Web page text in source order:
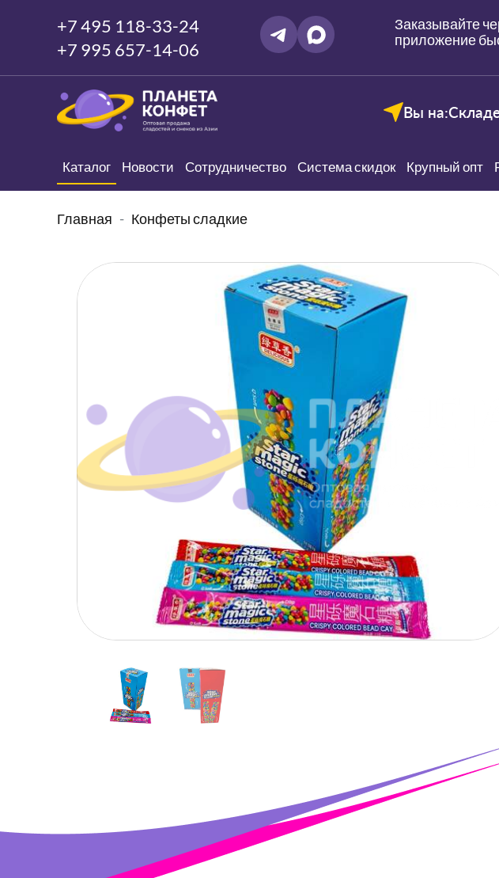
+7 495 118-33-24
+7 995 657-14-06
Заказывайте
приложение
Вы на:
Каталог Новости Сотрудничество Система скидок Крупный опт
Главная Конфеты сладкие